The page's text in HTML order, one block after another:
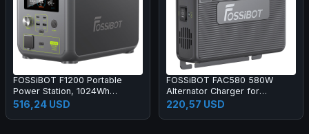
FOSSiBOT F1200 Portable
Power Station, 1024Wh
LiFePO4 Solar Generator with
2x AC 1200W, 2x USB-A, 1x
516,24 USD
FOSSiBOT FAC580 580W
Alternator Charger for
FOSSiBOT Power Station, Gray
220,57 USD